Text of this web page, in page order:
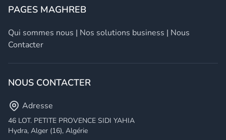
PAGES MAGHREB
Qui sommes nous | Nos solutions business | Nous
Contacter
NOUS CONTACTER
Adresse
46 LOT. PETITE PROVENCE SIDI YAHIA
Hydra, Alger (16), Algérie